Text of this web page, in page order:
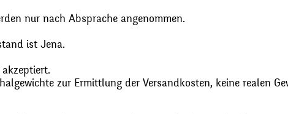
nur nach Absprache angenommen.
ist Jena.
zur Ermittlung der Versandkosten, keine realen